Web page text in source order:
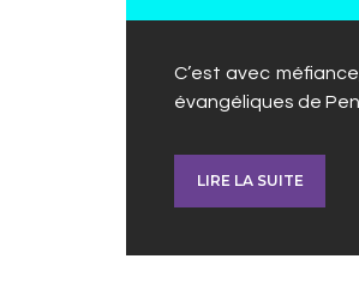
C’est avec
évangéliques de
LIRE LA SUITE